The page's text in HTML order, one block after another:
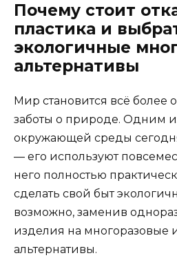
Почему стоит
пластика и
экологичные
альтернативы
Мир становится всё более
заботы о природе. Одним
окружающей среды
— его используют
него полностью
сделать свой быт
возможно, заменив
изделия на многоразовые
альтернативы.